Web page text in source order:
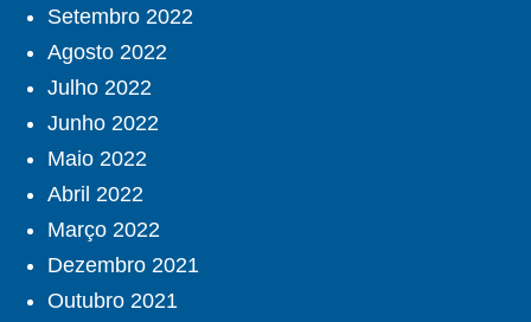
Setembro 2022
Agosto 2022
Julho 2022
Junho 2022
Maio 2022
Abril 2022
Março 2022
Dezembro 2021
Outubro 2021